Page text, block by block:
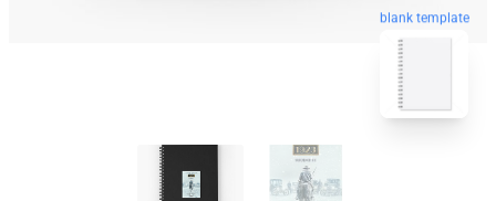
blank template